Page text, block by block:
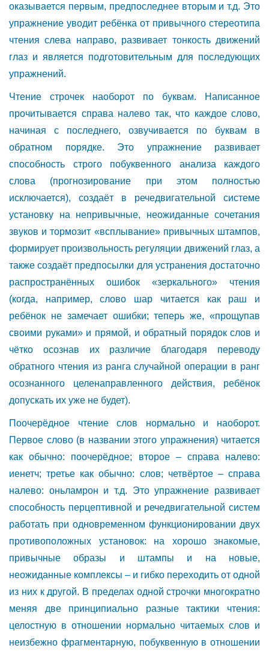
оказывается первым, предпоследнее вторым и т.д. Это
упражнение уводит ребёнка от привычного стереотипа
чтения слева направо, развивает тонкость движений
глаз и является подготовительным для последующих
упражнений.
Чтение строчек наоборот по буквам. Написанное
прочитывается справа налево так, что каждое слово,
начиная с последнего, озвучивается по буквам в
обратном порядке. Это упражнение развивает
способность строго побуквенного анализа каждого
слова (прогнозирование при этом полностью
исключается), создаёт в речедвигательной системе
установку на непривычные, неожиданные сочетания
звуков и тормозит «всплывание» привычных штампов,
формирует произвольность регуляции движений глаз, а
также создаёт предпосылки для устранения достаточно
распространённых ошибок «зеркального» чтения
(когда, например, слово шар читается как раш и
ребёнок не замечает ошибки; теперь же, «прощупав
своими руками» и прямой, и обратный порядок слов и
чётко осознав их различие благодаря переводу
обратного чтения из ранга случайной операции в ранг
осознанного целенаправленного действия, ребёнок
допускать их уже не будет).
Поочерёдное чтение слов нормально и наоборот.
Первое слово (в названии этого упражнения) читается
как обычно: поочерёдное; второе – справа налево:
иенетч; третье как обычно: слов; четвёртое – справа
налево: оньламрон и т.д. Это упражнение развивает
способность перцептивной и речедвигательной систем
работать при одновременном функционировании двух
противоположных установок: на хорошо знакомые,
привычные образы и штампы и на новые,
неожиданные комплексы – и гибко переходить от одной
из них к другой. В пределах одной строчки многократно
меняя две принципиально разные тактики чтения:
целостную в отношении нормально читаемых слов и
неизбежно фрагментарную, побуквенную в отношении